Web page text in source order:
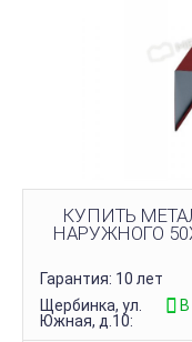
КУПИТЬ
НАРУЖНОГО
Гарантия: 10 лет
Щербинка, ул.
Южная, д.10: